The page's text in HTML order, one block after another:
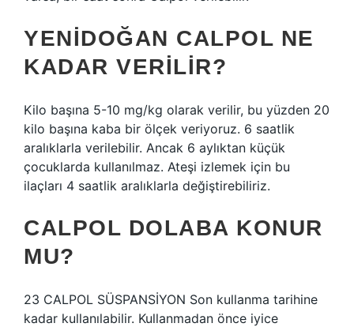
YENIDOĞAN CALPOL NE
KADAR VERILIR?
Kilo başına 5-10 mg/kg olarak verilir, bu yüzden 20
kilo başına kaba bir ölçek veriyoruz. 6 saatlik
aralıklarla verilebilir. Ancak 6 aylıktan küçük
çocuklarda kullanılmaz. Ateşi izlemek için bu
ilaçları 4 saatlik aralıklarla değiştirebiliriz.
CALPOL DOLABA KONUR
MU?
23 CALPOL SÜSPANSİYON Son kullanma tarihine
kadar kullanılabilir. Kullanmadan önce iyice